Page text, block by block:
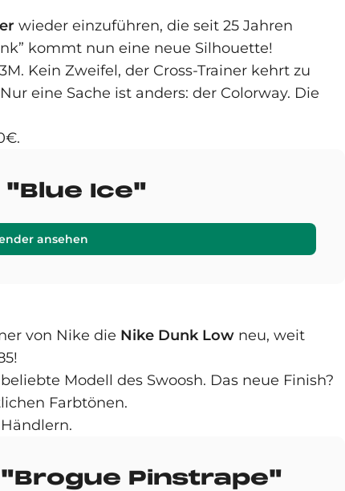
wieder einzuführen, die seit 25 Jahren
kommt nun eine neue Silhouette!
Kein Zweifel, der Cross-Trainer kehrt zu
eine Sache ist anders: der Colorway. Die
"Blue Ice"
ansehen
von Nike die Nike Dunk Low neu, weit
Modell des Swoosh. Das neue Finish?
Farbtönen.
Pinstrape"